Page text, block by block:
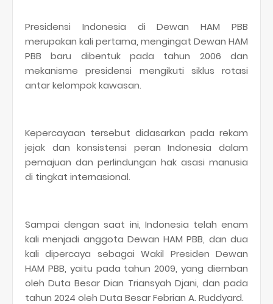
Presidensi Indonesia di Dewan HAM PBB
merupakan kali pertama, mengingat Dewan HAM
PBB baru dibentuk pada tahun 2006 dan
mekanisme presidensi mengikuti siklus rotasi
antar kelompok kawasan.
Kepercayaan tersebut didasarkan pada rekam
jejak dan konsistensi peran Indonesia dalam
pemajuan dan perlindungan hak asasi manusia
di tingkat internasional.
Sampai dengan saat ini, Indonesia telah enam
kali menjadi anggota Dewan HAM PBB, dan dua
kali dipercaya sebagai Wakil Presiden Dewan
HAM PBB, yaitu pada tahun 2009, yang diemban
oleh Duta Besar Dian Triansyah Djani, dan pada
tahun 2024 oleh Duta Besar Febrian A. Ruddyard.